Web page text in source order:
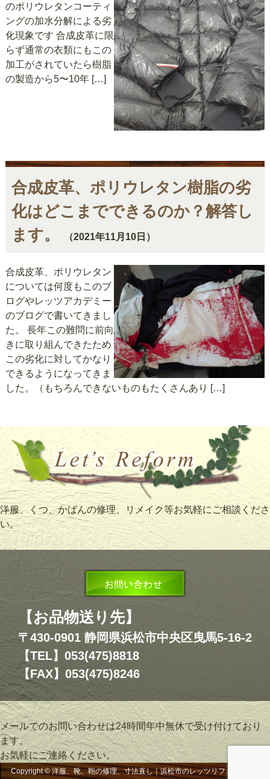
のポリウレタンコーティ
ングの加水分解による劣
化現象です 合成皮革に限
らず通常の衣類にもこの
加工がされていたら樹脂
の製造から5〜10年 […]
合成皮革、ポリウレタン樹脂の劣
化はどこまでできるのか？解答し
ます。
（2021年11月10日）
合成皮革、ポリウレタン
については何度もこのブ
ログやレッツアカデミー
のブログで書いてきまし
た。 長年この難問に前向
きに取り組んできたため
この劣化に対してかなり
できるようになってきま
した。（もちろんできないものもたくさんあり […]
洋服、くつ、かばんの修理、リメイク等お気軽にご相談くださ
い。
【お品物送り先】
〒430-0901 静岡県浜松市中央区曳馬5-16-2
【TEL】053(475)8818
【FAX】053(475)8246
メールでのお問い合わせは24時間年中無休で受け付けており
ます。
お気軽にご連絡ください。
Copyright © 洋服、靴、鞄の修理、寸法直し｜浜松市のレッツリフォーム, All